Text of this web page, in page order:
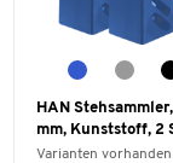
HAN
mm, Kunststoff, 2
Varianten vorhanden